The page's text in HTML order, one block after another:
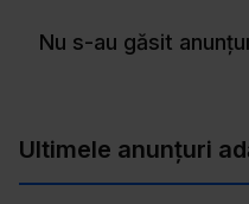
Nu s-au găsit
Ultimele anunțuri